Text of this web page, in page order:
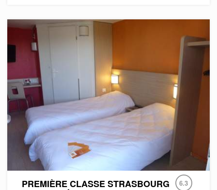
PREMIÈRE CLASSE STRASBOURG
6.3